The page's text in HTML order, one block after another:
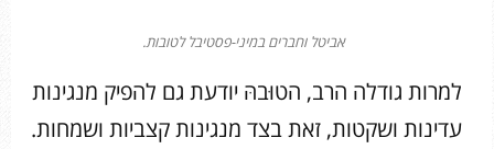
אביטל וחברים במיני-פסטיבל לטובות.
למרות גודלה הרב, הטוּבהּ יודעת גם להפיק מנגינות
עדינות ושקטות, זאת בצד מנגינות קצביות ושמחות.